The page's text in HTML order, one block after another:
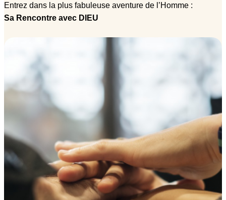
Entrez dans la plus fabuleuse aventure de l’Homme :
Sa Rencontre avec DIEU